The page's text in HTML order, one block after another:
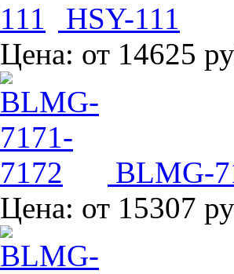
HSY-111
Цена: от 14625
BLMG-
Цена: от 15307